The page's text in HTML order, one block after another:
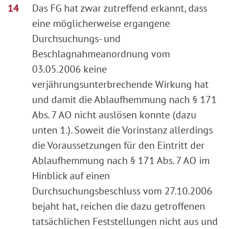
Das FG hat zwar zutreffend erkannt, dass
eine möglicherweise ergangene
Durchsuchungs- und
Beschlagnahmeanordnung vom
03.05.2006 keine
verjährungsunterbrechende Wirkung hat
und damit die Ablaufhemmung nach § 171
Abs. 7 AO nicht auslösen konnte (dazu
unten 1.). Soweit die Vorinstanz allerdings
die Voraussetzungen für den Eintritt der
Ablaufhemmung nach § 171 Abs. 7 AO im
Hinblick auf einen
Durchsuchungsbeschluss vom 27.10.2006
bejaht hat, reichen die dazu getroffenen
tatsächlichen Feststellungen nicht aus und